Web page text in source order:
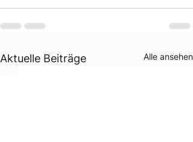
Aktuelle Beiträge Alle ansehen